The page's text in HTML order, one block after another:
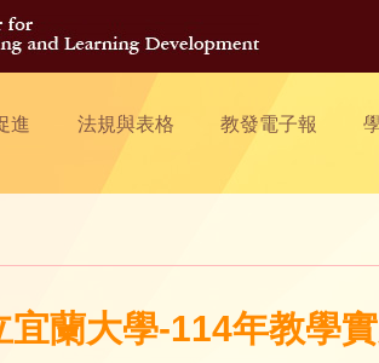
進 法規與表格 教發電子報
宜蘭大學-114年教學